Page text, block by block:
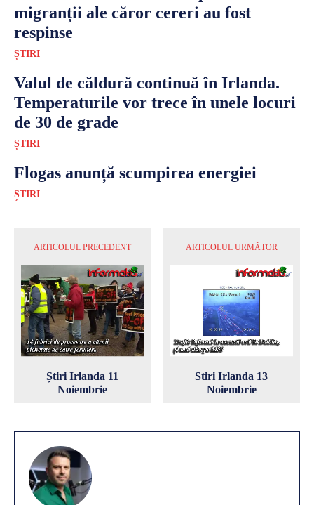
migranții ale căror cereri au fost
respinse
ȘTIRI
Valul de căldură continuă în Irlanda.
Temperaturile vor trece în unele locuri
de 30 de grade
ȘTIRI
Flogas anunță scumpirea energiei
ȘTIRI
ARTICOLUL PRECEDENT
Știri Irlanda 11
Noiembrie
ARTICOLUL URMĂTOR
Stiri Irlanda 13
Noiembrie